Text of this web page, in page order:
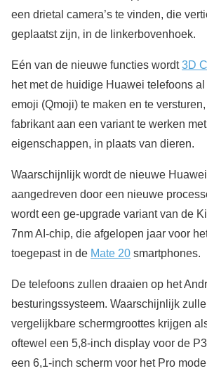
een drietal camera’s te vinden, die
geplaatst zijn, in de linkerbovenhoek.
Eén van de nieuwe functies wordt3D
het met de huidige Huawei telefoons
emoji (Qmoji) te maken en te
fabrikant aan een variant te werken
eigenschappen, in plaats van dieren.
Waarschijnlijk wordt de nieuwe
aangedreven door een nieuwe
wordt een ge-upgrade variant van de
7nm AI-chip, die afgelopen jaar voor
toegepast in de Mate 20 smartphones.
De telefoons zullen draaien op het
besturingssysteem. Waarschijnlijk
vergelijkbare schermgroottes krijgen
oftewel een 5,8-inch display voor de
een 6,1-inch scherm voor het Pro